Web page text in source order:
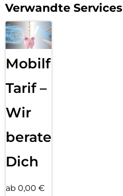
Verwandte Services
Mobilfunk
Tarif –
Wir
beraten
Dich
ab 0,00 €